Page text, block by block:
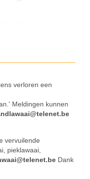
verloren een
Meldingen kunnen
vervuilende
pieklawaai,
Dank